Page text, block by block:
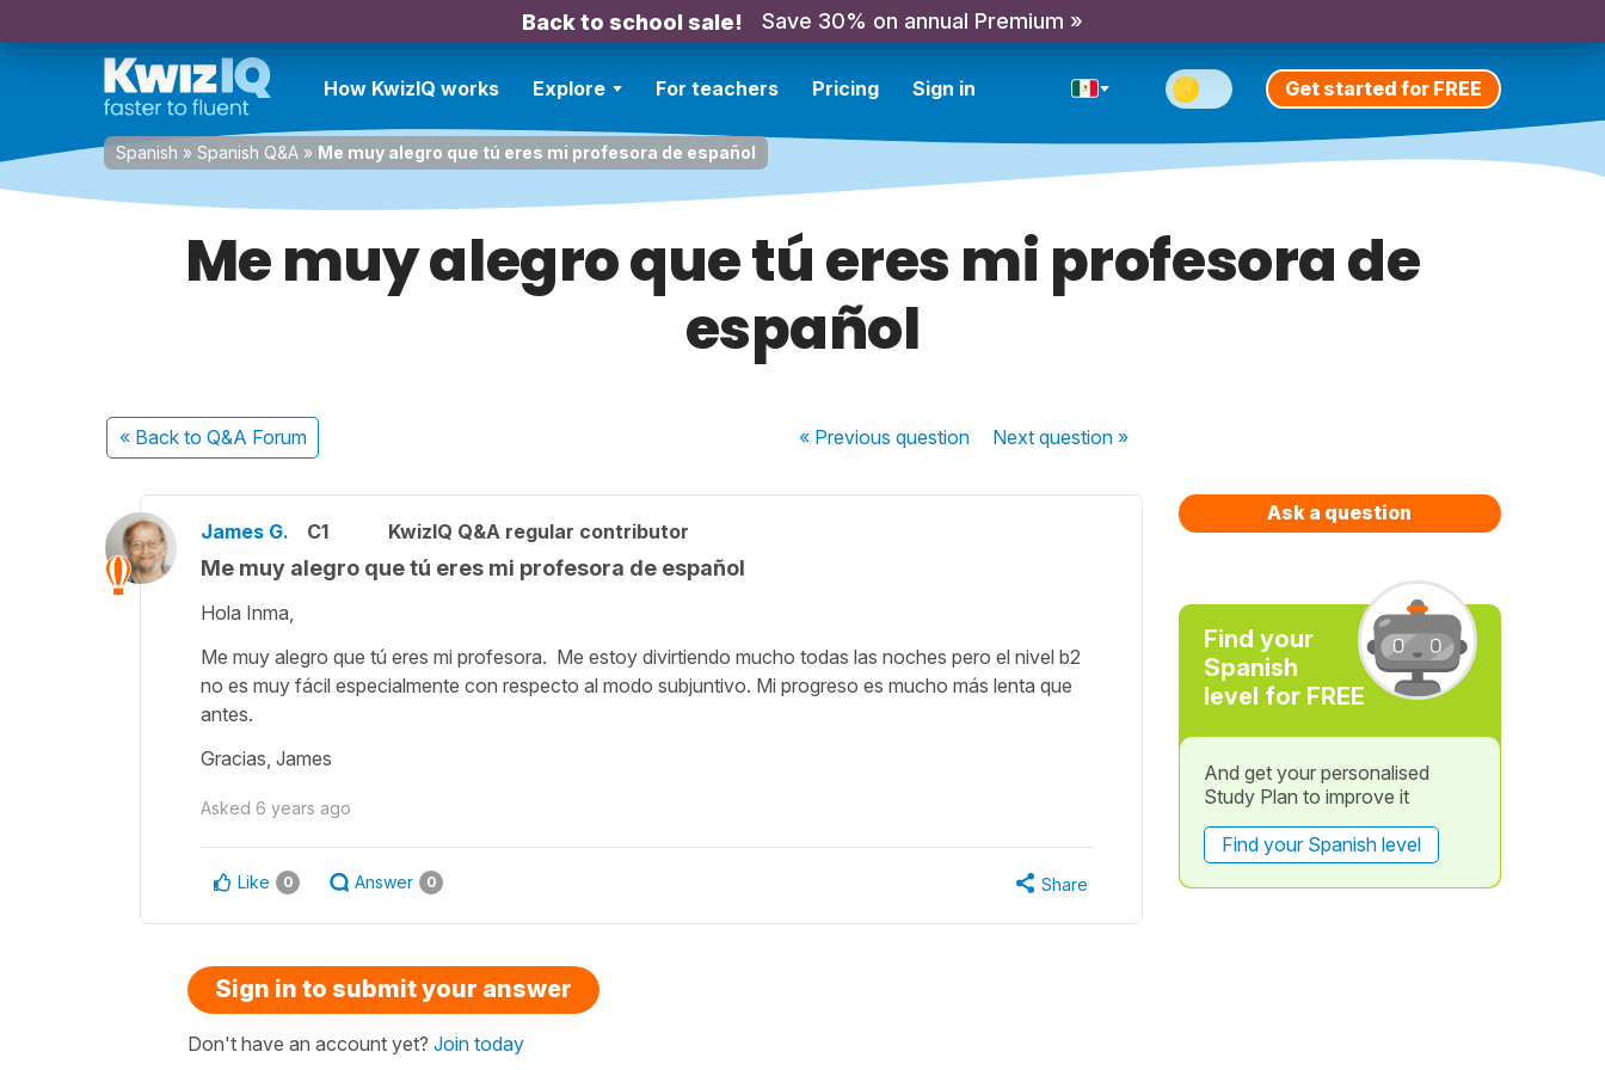
Back to school sale! Save 30% on annual Premium »
How KwizIQ works Explore For teachers Pricing Sign in Get started for FREE
Spanish » Spanish Q&A » Me muy alegro que tú eres mi profesora de español
Me muy alegro que tú eres mi profesora de
español
« Back to Q&A Forum « Previousquestion Nextquestion »
James G. C1 KwizIQ Q&A regular contributor
Me muy alegro que tú eres mi profesora de español
Hola Inma,
Me muy alegro que tú eres mi profesora. Me estoy divirtiendo mucho todas las noches pero el nivel b2
no es muy fácil especialmente con respecto al modo subjuntivo. Mi progreso es mucho más lenta que
antes.
Gracias, James
Asked 6 years ago
Like 0 Answer 0 Share
Sign in to submit your answer
Don't have an account yet? Join today
Ask a question
Find your
Spanish
level for FREE
And get your personalised
Study Plan to improve it
Find your Spanish level